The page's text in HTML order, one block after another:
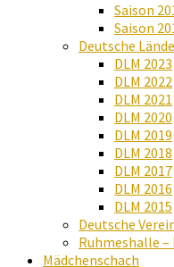
Saison
Saison
Deutsche
DLM 2023
DLM 2022
DLM 2021
DLM 2020
DLM 2019
DLM 2018
DLM 2017
DLM 2016
DLM 2015
Deutsche
Ruhmeshalle
Mädchenschach